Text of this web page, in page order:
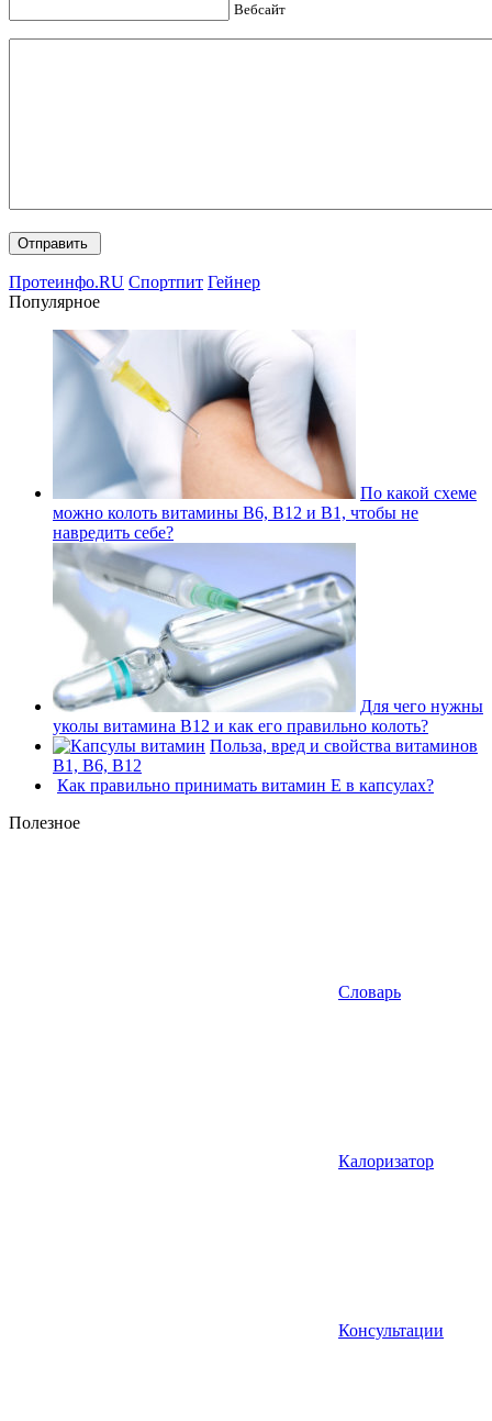
Вебсайт
Протеинфо.RU Спортпит Гейнер
Популярное
По какой схеме
можно колоть витамины В6, В12 и В1, чтобы не
навредить себе?
Для чего нужны
уколы витамина В12 и как его правильно колоть?
Польза, вред и свойства витаминов
В1, В6, В12
Как правильно принимать витамин Е в капсулах?
Полезное
Словарь
Калоризатор
Консультации